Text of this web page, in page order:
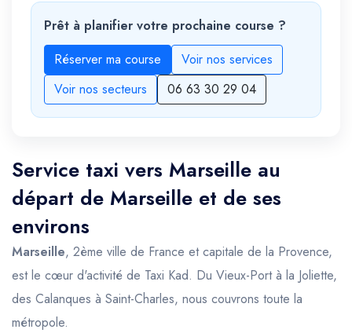
Prêt à planifier votre prochaine course ?
Réserver ma course
Voir nos services
Voir nos secteurs
06 63 30 29 04
Service taxi vers Marseille au
départ de Marseille et de ses
environs
Marseille, 2ème ville de France et capitale de la Provence,
est le cœur d'activité de Taxi Kad. Du Vieux-Port à la Joliette,
des Calanques à Saint-Charles, nous couvrons toute la
métropole.